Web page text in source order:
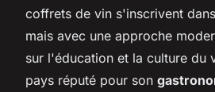
coffrets de vin s'inscrivent
mais avec une approche
sur l'éducation et la culture du
pays réputé pour son